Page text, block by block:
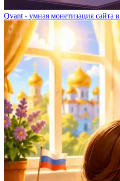
Qvant - умная монетизация сайта